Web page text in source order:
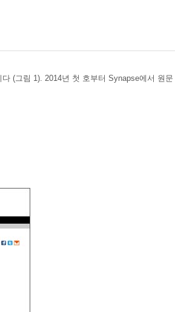
(그림 1). 2014년 첫 호부터 Synapse에서 원